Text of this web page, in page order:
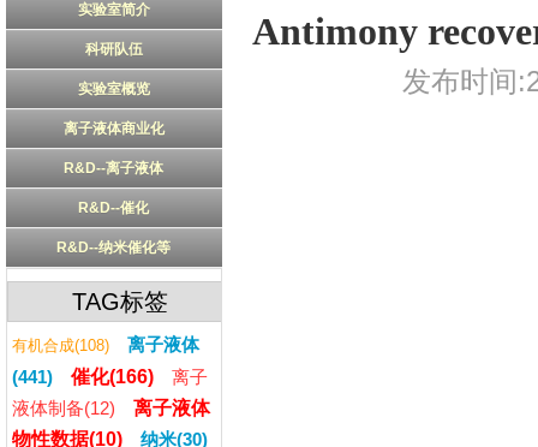
实验室简介
科研队伍
实验室概览
离子液体商业化
R&D--离子液体
R&D--催化
R&D--纳米催化等
TAG标签
有机合成(108)
离子液体
(441)
催化(166)
离子
液体制备(12)
离子液体
物性数据(10)
纳米(30)
Antimony
发布时